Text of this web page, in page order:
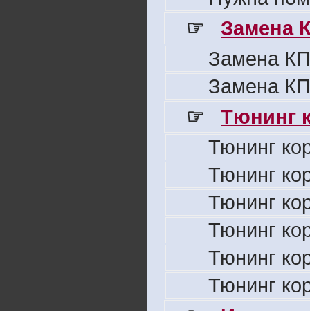
☞
Замена
Замена
Замена
☞
Тюнинг
Тюнинг
Тюнинг
Тюнинг
Тюнинг
Тюнинг
Тюнинг